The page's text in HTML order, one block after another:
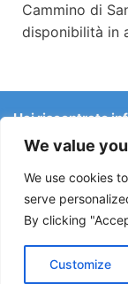
We value
We use cookies
serve
By clicking
Customize
Cammino di
disponibilità in
Hai riscontrato
Le
lavori stradali o
Se